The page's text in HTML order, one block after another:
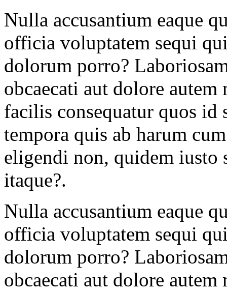
Nulla accusantium eaque
officia voluptatem sequi
dolorum porro?
obcaecati aut dolore
facilis consequatur quos id
tempora quis ab harum
eligendi non, quidem
itaque?.
Nulla accusantium eaque
officia voluptatem sequi
dolorum porro?
obcaecati aut dolore